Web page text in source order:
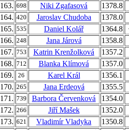
163. 698 Niki Zgafasová
1378.8
164. 420 Jaroslav Chudoba
1378.0
165. 535 Daniel Kolář 1364.8
166. 248 Jana Járová
1358.8
167. 753 Katrin Krenžolková
1357.2
168. 712 Blanka Klímová
1357.0
169.
26 Karel Král
1356.1
170. 265 Jana Erdeová
1355.5
171. 739 Barbora Červenková
1354.0
172. 266 Jiří Mašek
1352.0
173. 621 Vladimír Vladyka
1350.8